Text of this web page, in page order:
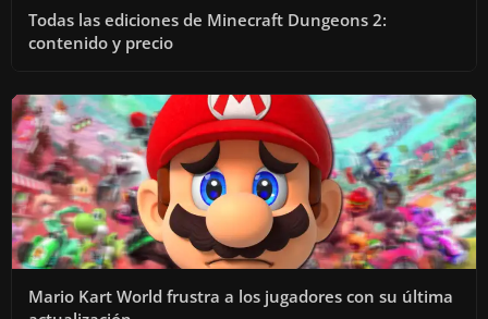
Todas las ediciones de Minecraft Dungeons 2:
contenido y precio
Mario Kart World frustra a los jugadores con su última